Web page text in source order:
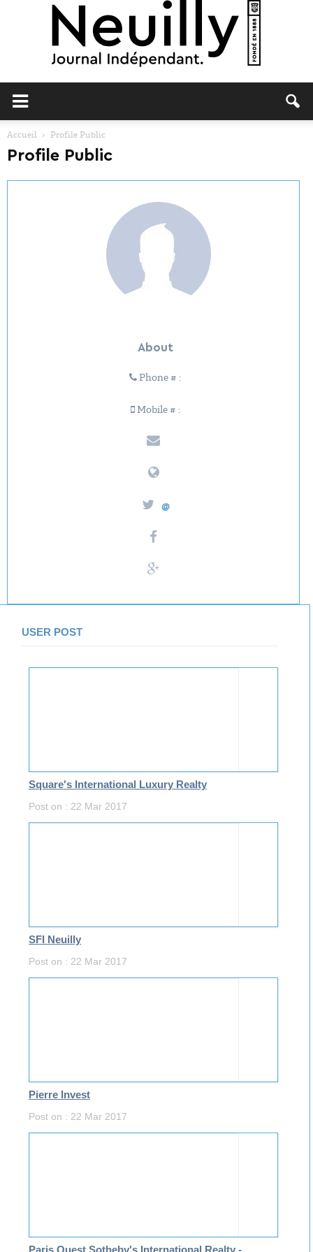
Accueil Profile Public
Profile Public
About
Phone # :
Mobile # :
@
USER POST
Square's International Luxury Realty
Post on : 22 Mar 2017
SFI Neuilly
Post on : 22 Mar 2017
Pierre Invest
Post on : 22 Mar 2017
Paris Ouest Sotheby's International Realty -